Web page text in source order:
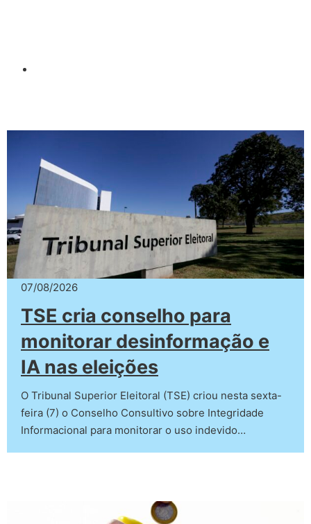
07/08/2026
TSE cria conselho para
monitorar desinformação e
IA nas eleições
O Tribunal Superior Eleitoral (TSE) criou nesta sexta-
feira (7) o Conselho Consultivo sobre Integridade
Informacional para monitorar o uso indevido…